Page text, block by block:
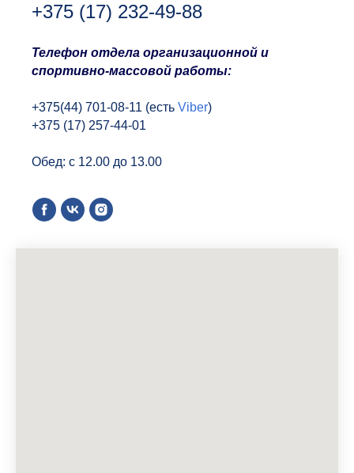
+375 (17) 232-49-88
Телефон отдела организационной и
спортивно-массовой работы:
+375(44) 701-08-11 (есть Viber)
+375 (17) 257-44-01
Обед: с 12.00 до 13.00